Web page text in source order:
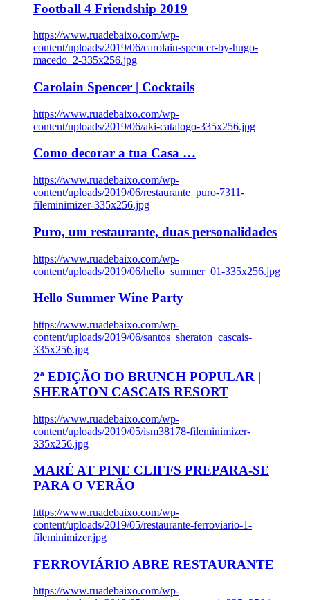
Football 4 Friendship 2019
https://www.ruadebaixo.com/wp-
content/uploads/2019/06/carolain-spencer-by-hugo-
macedo_2-335x256.jpg
Carolain Spencer | Cocktails
https://www.ruadebaixo.com/wp-
content/uploads/2019/06/aki-catalogo-335x256.jpg
Como decorar a tua Casa …
https://www.ruadebaixo.com/wp-
content/uploads/2019/06/restaurante_puro-7311-
fileminimizer-335x256.jpg
Puro, um restaurante, duas personalidades
https://www.ruadebaixo.com/wp-
content/uploads/2019/06/hello_summer_01-335x256.jpg
Hello Summer Wine Party
https://www.ruadebaixo.com/wp-
content/uploads/2019/06/santos_sheraton_cascais-
335x256.jpg
2ª EDIÇÃO DO BRUNCH POPULAR |
SHERATON CASCAIS RESORT
https://www.ruadebaixo.com/wp-
content/uploads/2019/05/ism38178-fileminimizer-
335x256.jpg
MARÉ AT PINE CLIFFS PREPARA-SE
PARA O VERÃO
https://www.ruadebaixo.com/wp-
content/uploads/2019/05/restaurante-ferroviario-1-
fileminimizer.jpg
FERROVIÁRIO ABRE RESTAURANTE
https://www.ruadebaixo.com/wp-